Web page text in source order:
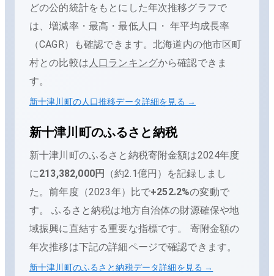
どの公的統計をもとにした年次推移グラフで
は、増減率・最高・最低人口・ 年平均成長率
（CAGR）も確認できます。北海道内の他市区町
村との比較は 人口ランキングから確認できま
す。
新十津川町の人口推移データ詳細を見る →
新十津川町のふるさと納税
新十津川町のふるさと納税寄附金額は2024年度
に213,382,000円 （約2.1億円 ）を記録しまし
た。前年度（2023年）比で+252.2%の変動で
す。
ふるさと納税は地方自治体の財源確保や地
域振興に直結する重要な指標です。 寄附金額の
年次推移は下記の詳細ページで確認できます。
新十津川町のふるさと納税データ詳細を見る →